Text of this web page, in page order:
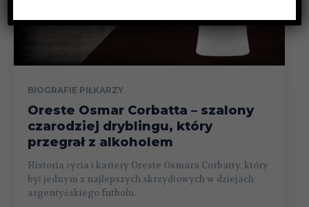
BIOGRAFIE PIŁKARZY
Oreste Osmar Corbatta – szalony
czarodziej dryblingu, który
przegrał z alkoholem
Historia życia i kariery Oreste Osmara Corbatty, który
był jednym z najlepszych skrzydłowych w dziejach
argentyńskiego futbolu.